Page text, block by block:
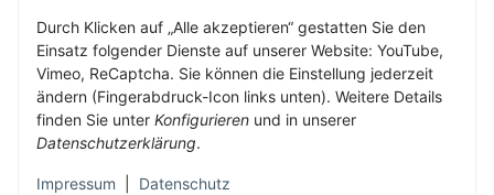
Inh.Herbert Schinnerl
Kirchdorf am Inn 5
4982 Kirchdorf am Inn
info@herbis-anglerladen.at
Durch Klicken auf „Alle akzeptieren“ gestatten Sie den
Einsatz folgender Dienste auf unserer Website: YouTube,
Vimeo, ReCaptcha. Sie können die Einstellung jederzeit
ändern (Fingerabdruck-Icon links unten). Weitere Details
finden Sie unter Konfigurieren und in unserer
Datenschutzerklärung.
Impressum Datenschutz